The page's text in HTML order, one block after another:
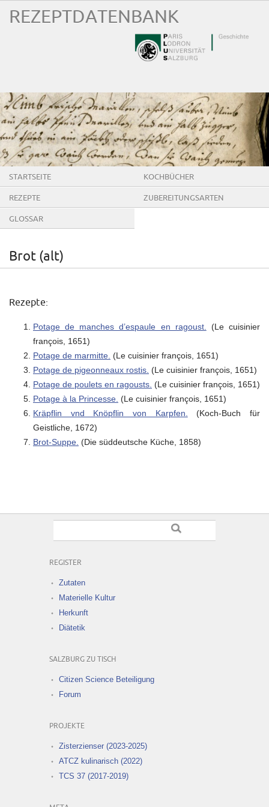
REZEPTDATENBANK
STARTSEITE KOCHBÜCHER
REZEPTE ZUBEREITUNGSARTEN
GLOSSAR
Brot (alt)
Rezepte:
Potage de manches d’espaule en ragoust.
(Le cuisinier
françois, 1651)
Potage de marmitte. (Le cuisinier françois, 1651)
Potage de pigeonneaux rostis. (Le cuisinier françois, 1651)
Potage de poulets en ragousts. (Le cuisinier françois, 1651)
Potage à la Princesse. (Le cuisinier françois, 1651)
Kräpflin vnd Knöpflin von Karpfen.
(Koch-Buch für
Geistliche, 1672)
Brot‐Suppe. (Die süddeutsche Küche, 1858)
REGISTER
Zutaten
Materielle Kultur
Herkunft
Diätetik
SALZBURG ZU TISCH
Citizen Science Beteiligung
Forum
PROJEKTE
Zisterzienser (2023-2025)
ATCZ kulinarisch (2022)
TCS 37 (2017-2019)